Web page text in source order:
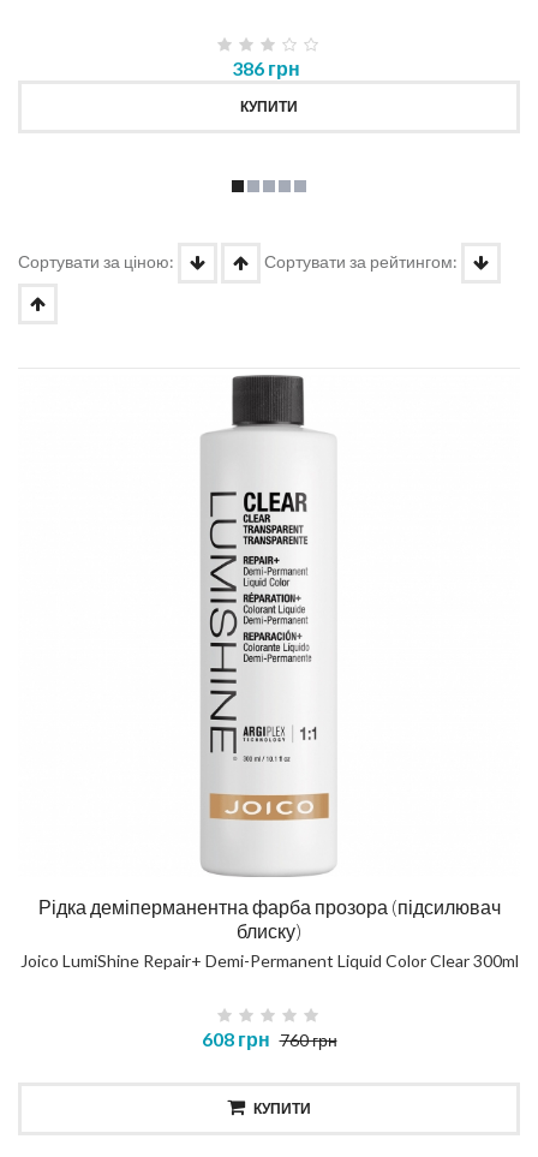
386 грн
КУПИТИ
Сортувати за ціною: Сортувати за рейтингом:
Рідка деміперманентна фарба прозора (підсилювач
блиску)
Joico LumiShine Repair+ Demi-Permanent Liquid Color Clear 300ml
608 грн 760 грн
КУПИТИ